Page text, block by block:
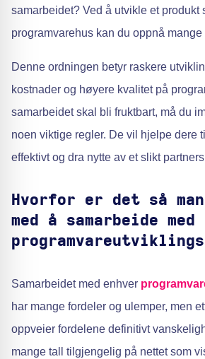
samarbeidet? Ved å utvikle et produkt
programvarehus kan du oppnå
Denne ordningen betyr raskere
kostnader og høyere kvalitet på
samarbeidet skal bli fruktbart, må du
noen viktige regler. De vil hjelpe dere
effektivt og dra nytte av et slikt
Hvorfor er det så
med å samarbeide med
Samarbeidet med enhver
har mange fordeler og ulemper, men
oppveier fordelene definitivt
mange tall tilgjengelig på nettet som